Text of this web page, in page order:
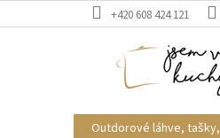
na
+420 608 424 121
Outdorové láhve,